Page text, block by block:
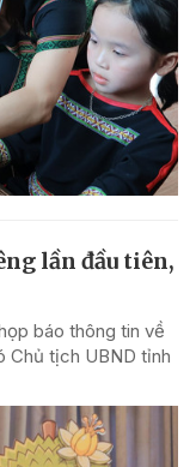
lần đầu tiên,
báo thông tin về
Chủ tịch UBND tỉnh